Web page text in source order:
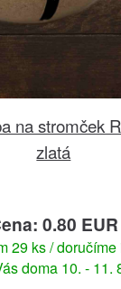
na stromček
zlatá
0.80 EUR
29 ks / doručíme
doma 10. - 11.